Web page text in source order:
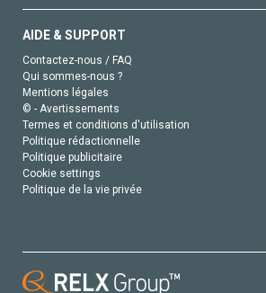
AIDE & SUPPORT
Contactez-nous / FAQ
Qui sommes-nous ?
Mentions légales
© - Avertissements
Termes et conditions d'utilisation
Politique rédactionnelle
Politique publicitaire
Cookie settings
Politique de la vie privée